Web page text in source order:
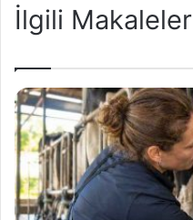
İlgili Makaleler